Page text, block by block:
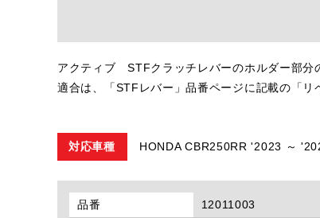
アクティブ STFクラッチレバーのホルダー部分
適合は、「STFレバー」品番ページに記載の「リ
対応車種 HONDA CBR250RR '2023 ～
品番 12011003